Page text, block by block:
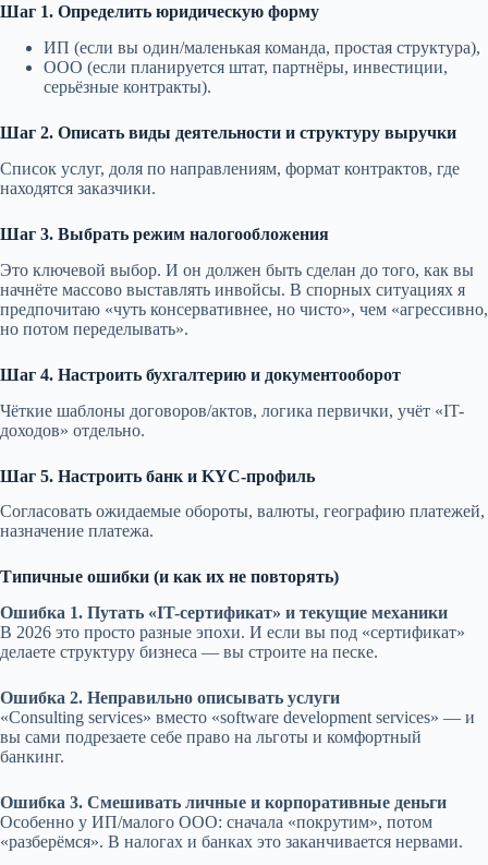
Шаг 1. Определить юридическую форму
ИП (если вы один/маленькая команда, простая структура),
ООО (если планируется штат, партнёры, инвестиции,
серьёзные контракты).
Шаг 2. Описать виды деятельности и структуру выручки
Список услуг, доля по направлениям, формат контрактов, где
находятся заказчики.
Шаг 3. Выбрать режим налогообложения
Это ключевой выбор. И он должен быть сделан до того, как вы
начнёте массово выставлять инвойсы. В спорных ситуациях я
предпочитаю «чуть консервативнее, но чисто», чем «агрессивно,
но потом переделывать».
Шаг 4. Настроить бухгалтерию и документооборот
Чёткие шаблоны договоров/актов, логика первички, учёт «IT-
доходов» отдельно.
Шаг 5. Настроить банк и KYC-профиль
Согласовать ожидаемые обороты, валюты, географию платежей,
назначение платежа.
Типичные ошибки (и как их не повторять)
Ошибка 1. Путать «IT-сертификат» и текущие механики
В 2026 это просто разные эпохи. И если вы под «сертификат»
делаете структуру бизнеса — вы строите на песке.
Ошибка 2. Неправильно описывать услуги
«Consulting services» вместо «software development services» — и
вы сами подрезаете себе право на льготы и комфортный
банкинг.
Ошибка 3. Смешивать личные и корпоративные деньги
Особенно у ИП/малого ООО: сначала «покрутим», потом
«разберёмся». В налогах и банках это заканчивается нервами.